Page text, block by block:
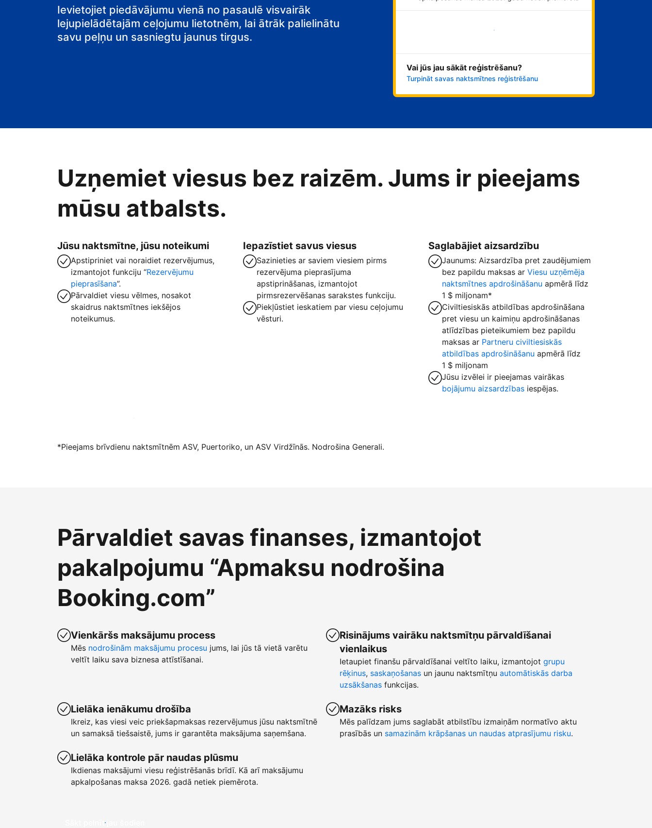
Ievietojiet piedāvājumu vienā no pasaulē visvairāk
lejupielādētajām ceļojumu lietotnēm, lai ātrāk palielinātu
savu peļņu un sasniegtu jaunus tirgus.
Sāciet tūlīt!
Vai jūs jau sākāt reģistrēšanu?
Turpināt savas naktsmītnes reģistrēšanu
Uzņemiet viesus bez raizēm. Jums ir pieejams
mūsu atbalsts.
Jūsu naktsmītne, jūsu noteikumi
Apstipriniet vai noraidiet rezervējumus,
izmantojot funkciju “Rezervējumu
pieprasīšana”.
Pārvaldiet viesu vēlmes, nosakot
skaidrus naktsmītnes iekšējos
noteikumus.
Iepazīstiet savus viesus
Sazinieties ar saviem viesiem pirms
rezervējuma pieprasījuma
apstiprināšanas, izmantojot
pirmsrezervēšanas sarakstes funkciju.
Piekļūstiet ieskatiem par viesu ceļojumu
vēsturi.
Saglabājiet aizsardzību
Jaunums: Aizsardzība pret zaudējumiem
bez papildu maksas arViesu uzņēmēja
naktsmītnes apdrošināšanu apmērā līdz
1 $ miljonam*
Civiltiesiskās atbildības apdrošināšana
pret viesu un kaimiņu apdrošināšanas
atlīdzības pieteikumiem bez papildu
maksas ar Partneru civiltiesiskās
atbildības apdrošināšanu apmērā līdz
1 $ miljonam
Jūsu izvēlei ir pieejamas vairākas
bojājumu aizsardzības iespējas.
Izvietot piedāvājumu mūsu platformā
*Pieejams brīvdienu naktsmītnēm ASV, Puertoriko, un ASV Virdžīnās. Nodrošina Generali.
Pārvaldiet savas finanses, izmantojot
pakalpojumu “Apmaksu nodrošina
Booking.com”
Vienkāršs maksājumu process
Mēs nodrošinām maksājumu procesu jums, lai jūs tā vietā varētu
veltīt laiku sava biznesa attīstīšanai.
Lielāka ienākumu drošība
Ikreiz, kas viesi veic priekšapmaksas rezervējumus jūsu naktsmītnē
un samaksā tiešsaistē, jums ir garantēta maksājuma saņemšana.
Lielāka kontrole pār naudas plūsmu
Ikdienas maksājumi viesu reģistrēšanās brīdī. Kā arī maksājumu
apkalpošanas maksa 2026. gadā netiek piemērota.
Risinājums vairāku naktsmītņu pārvaldīšanai
vienlaikus
Ietaupiet finanšu pārvaldīšanai veltīto laiku, izmantojot grupu
rēķinus, saskaņošanas un jaunu naktsmītņu automātiskās darba
uzsākšanas funkcijas.
Mazāks risks
Mēs palīdzam jums saglabāt atbilstību izmaiņām normatīvo aktu
prasībās un samazinām krāpšanas un naudas atprasījumu risku.
Sākt pelnīt jau šodien